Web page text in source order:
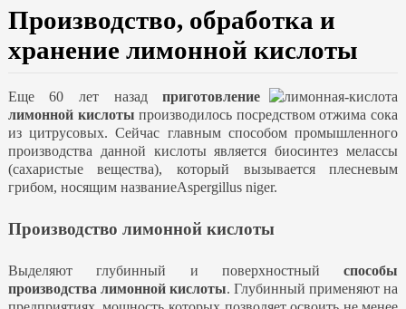
Производство, обработка и
хранение лимонной кислоты
Еще 60 лет назадприготовление
лимонной кислоты производилось посредствомотжима сока
из цитрусовых. Сейчас главным способом промышленного
производства данной кислоты является биосинтез мелассы
(сахаристые вещества), который вызывается плесневым
грибом, носящим названиеAspergillus niger.
Производство лимонной кислоты
Выделяют глубинный и поверхностныйспособы
производства лимонной кислоты. Глубинный применяют на